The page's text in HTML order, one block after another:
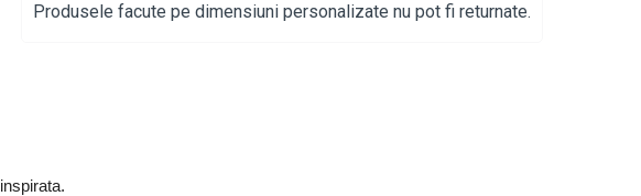
Produsele facute pe dimensiuni personalizate nu pot fi returnate.